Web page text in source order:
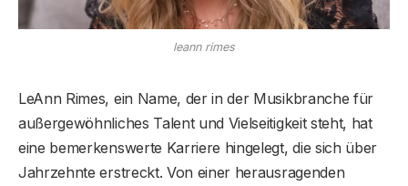
leann rimes
LeAnn Rimes, ein Name, der in der Musikbranche für
außergewöhnliches Talent und Vielseitigkeit steht, hat
eine bemerkenswerte Karriere hingelegt, die sich über
Jahrzehnte erstreckt. Von einer herausragenden